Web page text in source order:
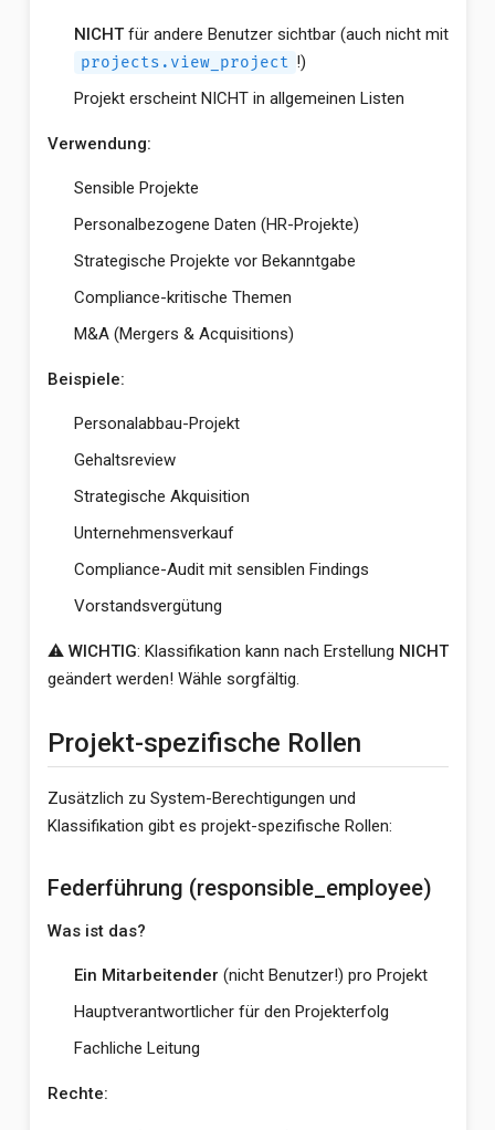
NICHTfür andere Benutzer sichtbar (auch nicht mit
projects.view_project !)
Projekt erscheint NICHT in allgemeinen Listen
Verwendung:
Sensible Projekte
Personalbezogene Daten (HR-Projekte)
Strategische Projekte vor Bekanntgabe
Compliance-kritische Themen
M&A (Mergers & Acquisitions)
Beispiele:
Personalabbau-Projekt
Gehaltsreview
Strategische Akquisition
Unternehmensverkauf
Compliance-Audit mit sensiblen Findings
Vorstandsvergütung
⚠️ WICHTIG: Klassifikation kann nach Erstellung NICHT
geändert werden! Wähle sorgfältig.
Projekt-spezifische Rollen
Zusätzlich zu System-Berechtigungen und
Klassifikation gibt es projekt-spezifische Rollen:
Federführung (responsible_employee)
Was ist das?
Ein Mitarbeitender (nicht Benutzer!) pro Projekt
Hauptverantwortlicher für den Projekterfolg
Fachliche Leitung
Rechte: